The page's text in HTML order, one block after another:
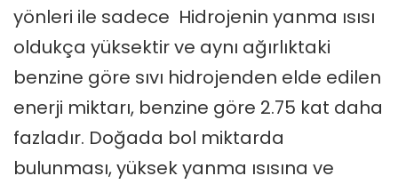
yönleri ile sadece Hidrojenin yanma ısısı
oldukça yüksektir ve aynı ağırlıktaki
benzine göre sıvı hidrojenden elde edilen
enerji miktarı, benzine göre 2.75 kat daha
fazladır. Doğada bol miktarda
bulunması, yüksek yanma ısısına ve